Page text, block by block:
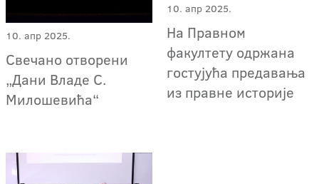
10. апр 2025.
Свечано отворени
„Дани Владе С.
Милошевића“
10. апр 2025.
На Правном
факултету одржана
гостујућа предавања
из правне историје